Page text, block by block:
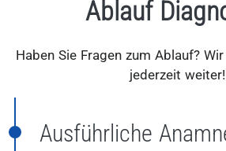
Ablauf
Haben Sie Fragen zum Ablauf?
jederzeit weiter!
Ausführliche